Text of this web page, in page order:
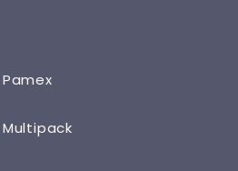
Pamex
Multipack